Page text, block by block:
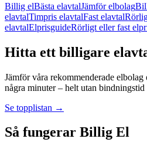
Billig elBästa elavtalJämför elbolag
elavtalTimpris elavtalFast elavtal
elavtalElprisguideRörligt eller fast
Hitta ett billigare
Jämför våra rekommenderade
några minuter – helt utan
Se topplistan →
Så fungerar Billig El